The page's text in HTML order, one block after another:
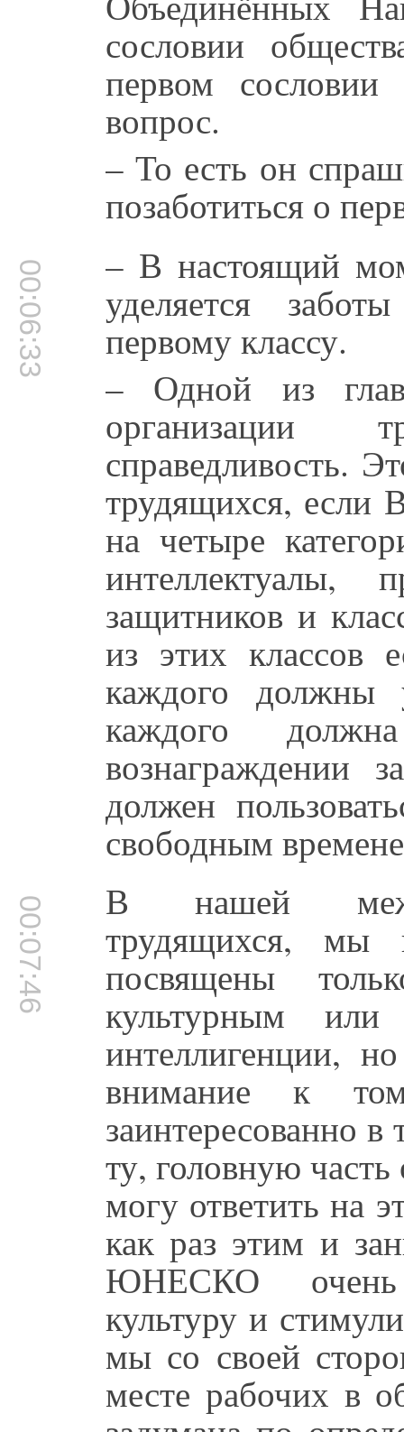
сословии
первом
вопрос.
– То есть он
позаботиться о
00:06:33 – В настоящий
уделяется
первому классу.
– Одной из
организации
справедливость.
трудящихся, если
на четыре
интеллектуалы,
защитников и
из этих классов
каждого должны
каждого
вознаграждении
должен
свободным
00:07:46 В нашей
трудящихся,
посвящены
культурным или
интеллигенции,
внимание к
заинтересованно
ту, головную
могу ответить на
как раз этим и
ЮНЕСКО очень
культуру и
мы со своей
месте рабочих в